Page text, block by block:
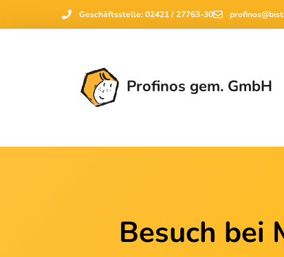
Geschäftsstelle: 02421 / 27763-30
Profinos gem. GmbH
Besuch bei